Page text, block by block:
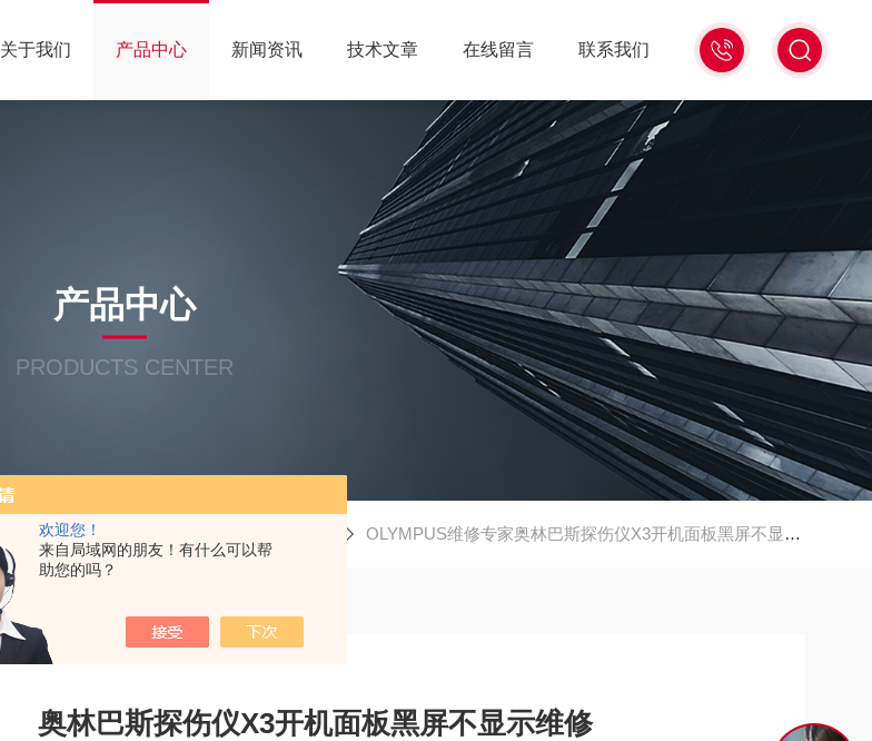
欢迎您！
来自局域网的朋友！有什么可以帮
助您的吗？
18516586104
微
关于我们 产品中心 新闻资讯 技术文章 在线留言 联系我们
产品中心
PRODUCTS CENTER
产品中心 OLYMPUS维修专家奥林巴斯探伤仪X3开机面板黑屏不显示维修
奥林巴斯探伤仪X3开机面板黑屏不显示维修